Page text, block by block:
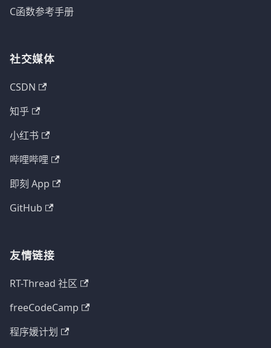
C函数参考手册
社交媒体
CSDN
知乎
小红书
哔哩哔哩
即刻 App
GitHub
友情链接
RT-Thread 社区
freeCodeCamp
程序媛计划